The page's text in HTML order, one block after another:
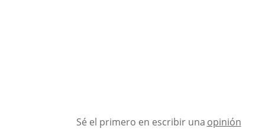
Sé el primero en escribir una opinión